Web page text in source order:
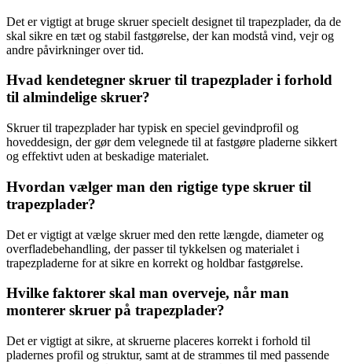
Det er vigtigt at bruge skruer specielt designet til trapezplader, da de
skal sikre en tæt og stabil fastgørelse, der kan modstå vind, vejr og
andre påvirkninger over tid.
Hvad kendetegner skruer til trapezplader i forhold
til almindelige skruer?
Skruer til trapezplader har typisk en speciel gevindprofil og
hoveddesign, der gør dem velegnede til at fastgøre pladerne sikkert
og effektivt uden at beskadige materialet.
Hvordan vælger man den rigtige type skruer til
trapezplader?
Det er vigtigt at vælge skruer med den rette længde, diameter og
overfladebehandling, der passer til tykkelsen og materialet i
trapezpladerne for at sikre en korrekt og holdbar fastgørelse.
Hvilke faktorer skal man overveje, når man
monterer skruer på trapezplader?
Det er vigtigt at sikre, at skruerne placeres korrekt i forhold til
pladernes profil og struktur, samt at de strammes til med passende